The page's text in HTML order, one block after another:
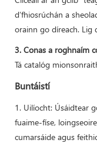
d’fhiosrúchán a
orainn go díreach. Lig
3. Conas a roghnaím
Tá catalóg
Buntáistí
1. Uilíocht: Úsáidtear
fuaime-físe,
cumarsáide agus